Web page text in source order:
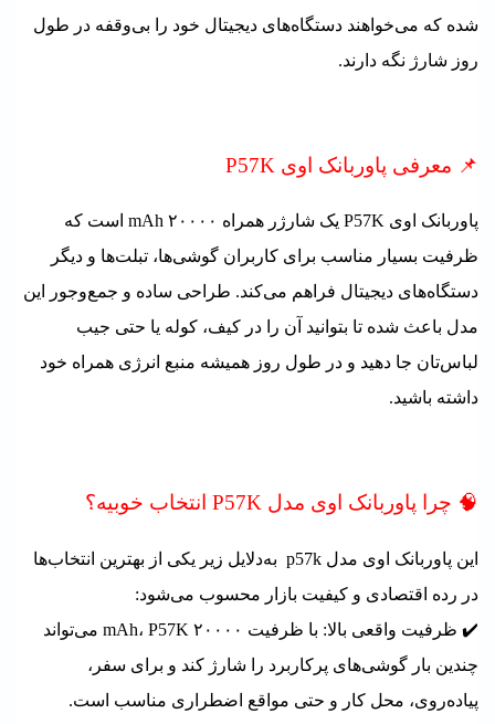
شده که می‌خواهند دستگاه‌های دیجیتال خود را بی‌وقفه در طول
روز شارژ نگه دارند.
📌 معرفی پاوربانک اوی P57K
پاوربانک اوی P57K یک شارژر همراه ۲۰۰۰۰ mAh است که
ظرفیت بسیار مناسب برای کاربران گوشی‌ها، تبلت‌ها و دیگر
دستگاه‌های دیجیتال فراهم می‌کند. طراحی ساده و جمع‌وجور این
مدل باعث شده تا بتوانید آن را در کیف، کوله یا حتی جیب
لباس‌تان جا دهید و در طول روز همیشه منبع انرژی همراه خود
داشته باشید.
🧠 چرا پاوربانک اوی مدل P57K انتخاب خوبیه؟
این پاوربانک اوی مدل p57k به‌دلایل زیر یکی از بهترین انتخاب‌ها
در رده اقتصادی و کیفیت بازار محسوب می‌شود:
✔️ ظرفیت واقعی بالا: با ظرفیت ۲۰۰۰۰ mAh، P57K می‌تواند
چندین بار گوشی‌های پرکاربرد را شارژ کند و برای سفر،
پیاده‌روی، محل کار و حتی مواقع اضطراری مناسب است.